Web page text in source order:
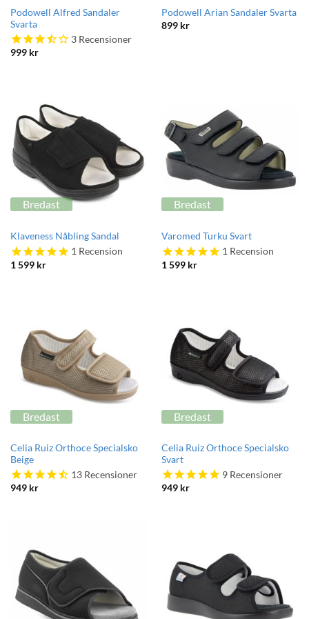
Podowell Alfred Sandaler
Svarta
3Recensioner
999 kr
Podowell Arian Sandaler Svarta
899 kr
Bredast
Klaveness Nåbling Sandal
1Recension
1 599 kr
Bredast
Varomed Turku Svart
1Recension
1 599 kr
Bredast
Celia Ruiz Orthoce Specialsko
Beige
13Recensioner
949 kr
Bredast
Celia Ruiz Orthoce Specialsko
Svart
9Recensioner
949 kr